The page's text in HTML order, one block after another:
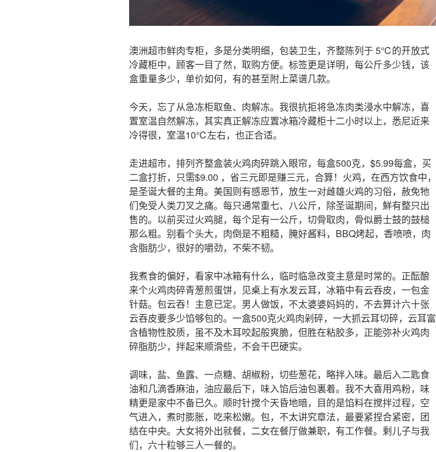
澳洲超市鲜肉专柜，多是分类明细，包装卫生，齐整陈列于 5℃的开放式
冷藏柜中，顾客一目了然，取购方便。标签更是详明，每公斤多少钱，该
盒重量多少，单价如何，有的甚至附上菜谱几款。
今天，忘了从急冻柜取鱼、肉解冻。我很抗拒将急冻肉类浸水中解冻，喜
置室温自然解冻，其实真正解冻应置冰箱冷藏柜十二小时以上，悉尼近来
冷得很，室温10℃左右，也正合适。
走进超市，排列齐整盒装火鸡肉碎跳入眼帘，每盒500克，$5.99每盒，买
二盒打折，只需$9.00 ，省三元即是赚三元，合算！火鸡，在西方饮食中，
是圣诞大餐的主角。美国则有感恩节，放生一对雌雄火鸡的习俗，赦免牠
们免受人类刀叉之痛。每只通常重七、八公斤，除圣诞期间，鮮有整只出
售的。以前买过火鸡腿，每个足有一公斤，切骨取肉，骨似爵士鼓的鼓槌
那么粗。别看个头大，肉倒是不粗糙，腌好酱料，BBQ烤起，香喷喷，肉
含脂肪少，很好的嚼劲，不柴不韧。
我煮食的偏好，看家中冰箱有什么，临时临急改变主意是时常的。正酝酿
来个火鸡肉碎青葱煎蛋饼，见桌上有水发云耳，冰箱中有云吞皮，一包金
针菇。包云吞！主意已定。男人做饭，不太婆婆妈妈的，不去算计六十张
云吞皮要多少馅够包的。一盒500克火鸡肉剁碎，一大抓云耳切碎，云耳富
含植物性胶质，虽不及木耳咬起般爽脆，但胜在粘胶多，正能弥补火鸡肉
碎脂肪少，拌起来顺滑些，不会干巴硬实。
调味，盐、鱼露、一点糖、胡椒粉，切些葱花，略拌入味。最后入二匙食
油和几滴香麻油，油应最后下，味入馅后油包裏着。我不大喜用鸡粉，味
精更是家中不备已久。顺时针搅个天昏地暗，目的是馅料在搅拌过程，空
气进入，煮时膨胀，吃来松嫩。包，不太讲究章法，最要紧捏合紧密，团
结在中央。大女将外出就餐，二女在餐厅做兼职，有工作餐。剩儿子与我
们，六十粒够三人一餐的。